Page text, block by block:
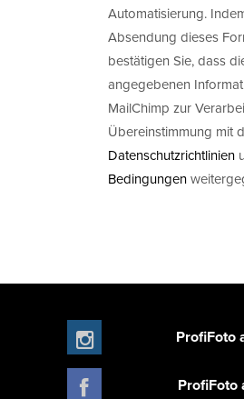
Automatisierung.
Absendung dieses
bestätigen Sie, dass
angegebenen
MailChimp zur
Übereinstimmung mit
Datenschutzrichtlinien
Bedingungen
ProfiFoto
ProfiFoto